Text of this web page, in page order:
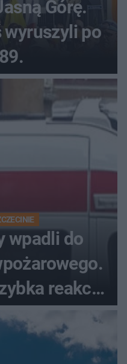
Górę.
po
wpadli do
reakcja